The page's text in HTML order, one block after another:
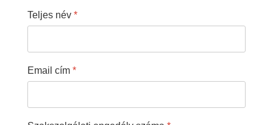
Teljes név *
Email cím *